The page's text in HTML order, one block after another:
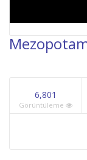
NOW
6,801
Görüntüleme